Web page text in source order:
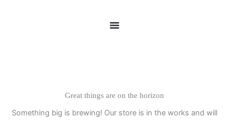
Great things are on the horizon
Something big is brewing! Our store is in the works and will